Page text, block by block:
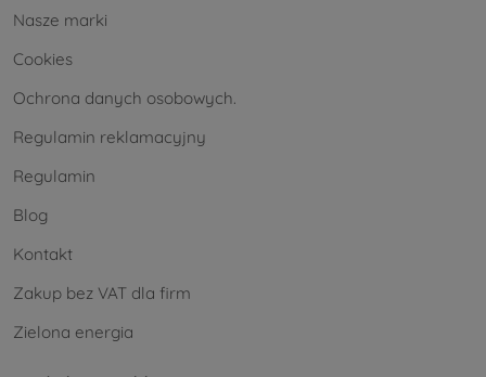
Nasze marki
Cookies
Ochrona danych osobowych.
Regulamin reklamacyjny
Regulamin
Blog
Kontakt
Zakup bez VAT dla firm
Zielona energia